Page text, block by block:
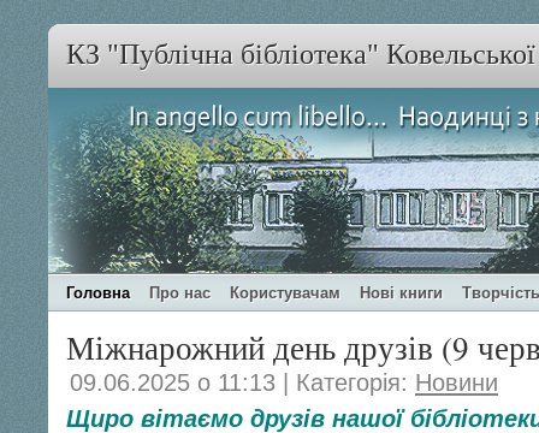
КЗ "Публічна бібліотека"
Головна Про нас Користувачам Нові книги
Міжнарожний день друзів (9
09.06.2025 о 11:13 | Категорія: Новини
Щиро вітаємо друзів нашої